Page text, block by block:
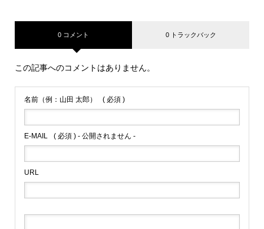
0 コメント 0 トラックバック
この記事へのコメントはありません。
名前（例：山田 太郎） ( 必須 )
E-MAIL ( 必須 ) - 公開されません -
URL